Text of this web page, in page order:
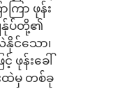
ကြာ ဖုန်း
န်ုပ်တို့၏
င်သော၊
ဖုန်းခေါ်
ထဲမှ တစ်ခု